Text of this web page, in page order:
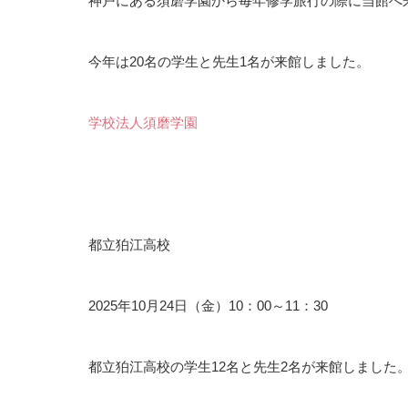
今年は20名の学生と先生1名が来館しました。
学校法人須磨学園
都立狛江高校
2025年10月24日（金）10：00～11：30
都立狛江高校の学生12名と先生2名が来館しました。